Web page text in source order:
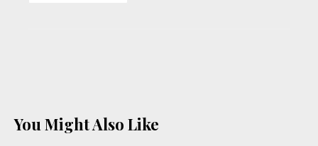
You Might Also Like